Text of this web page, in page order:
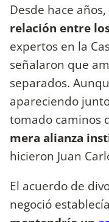
Desde hace años,
relación entre
expertos en la
señalaron que
separados.
apareciendo
tomado caminos
mera alianza
hicieron Juan
El acuerdo de
negoció